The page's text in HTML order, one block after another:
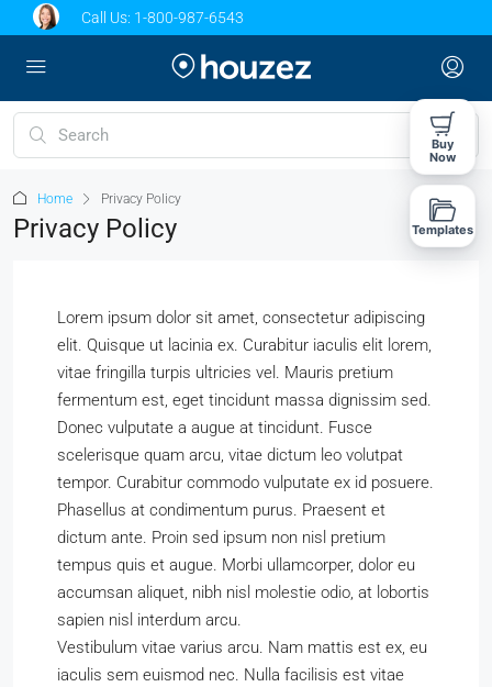
Call Us: 1-800-987-6543
Home Privacy Policy
Privacy Policy
Lorem ipsum dolor sit amet, consectetur adipiscing
elit. Quisque ut lacinia ex. Curabitur iaculis elit lorem,
vitae fringilla turpis ultricies vel. Mauris pretium
fermentum est, eget tincidunt massa dignissim sed.
Donec vulputate a augue at tincidunt. Fusce
scelerisque quam arcu, vitae dictum leo volutpat
tempor. Curabitur commodo vulputate ex id posuere.
Phasellus at condimentum purus. Praesent et
dictum ante. Proin sed ipsum non nisl pretium
tempus quis et augue. Morbi ullamcorper, dolor eu
accumsan aliquet, nibh nisl molestie odio, at lobortis
sapien nisl interdum arcu.
Vestibulum vitae varius arcu. Nam mattis est ex, eu
iaculis sem euismod nec. Nulla facilisis est vitae
Buy
Now
Templates